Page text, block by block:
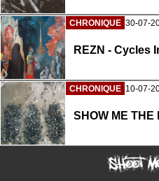
CHRONIQUE 30-07-
REZN - Cycles
CHRONIQUE 10-07-
SHOW ME